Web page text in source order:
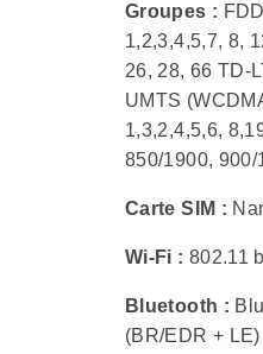
Groupes :
1,2,3,4,5,7, 8,
26, 28, 66 TD-
UMTS
1,3,2,4,5,6,
850/1900, 900/
Carte SIM :
Wi-Fi : 802.11
Bluetooth :
(BR/EDR + LE)